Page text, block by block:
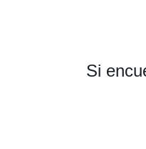
Si